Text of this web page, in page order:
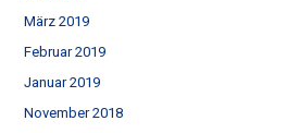
März 2019
Februar 2019
Januar 2019
November 2018